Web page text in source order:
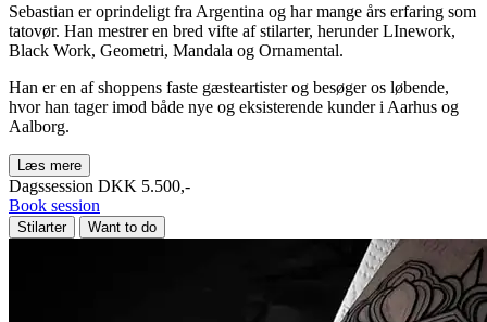
Sebastian er oprindeligt fra Argentina og har mange års erfaring som
tatovør. Han mestrer en bred vifte af stilarter, herunder LInework,
Black Work, Geometri, Mandala og Ornamental.
Han er en af shoppens faste gæsteartister og besøger os løbende,
hvor han tager imod både nye og eksisterende kunder i Aarhus og
Aalborg.
Læs mere
Dagssession DKK 5.500,-
Book session
Stilarter Want to do